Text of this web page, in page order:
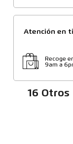
Atención en
Recoge
9am a
16